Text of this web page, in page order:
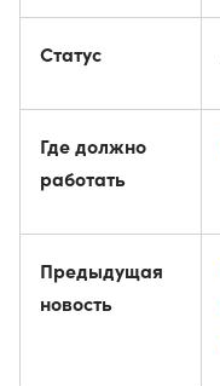
Статус
Где должно
работать
Предыдущая
новость